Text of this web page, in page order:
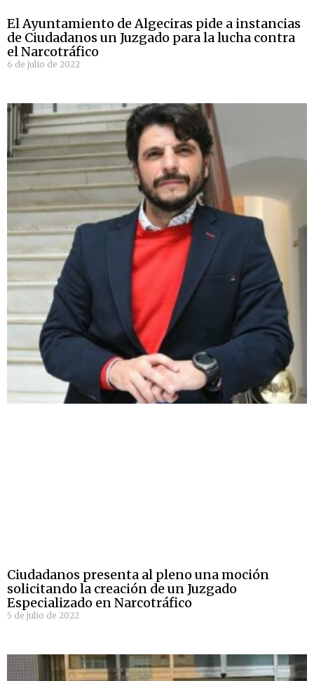
El Ayuntamiento de Algeciras pide a instancias
de Ciudadanos un Juzgado para la lucha contra
el Narcotráfico
6 de julio de 2022
Ciudadanos presenta al pleno una moción
solicitando la creación de un Juzgado
Especializado en Narcotráfico
5 de julio de 2022